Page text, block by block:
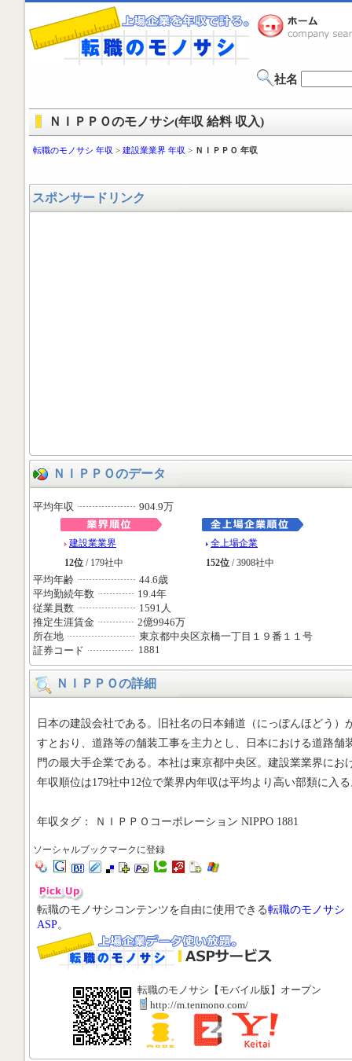
社名
ＮＩＰＰＯのモノサシ(年収 給料 収入)
転職のモノサシ 年収 > 建設業業界 年収 > ＮＩＰＰＯ 年収
スポンサードリンク
ＮＩＰＰＯのデータ
平均年収 904.9万
建設業業界
12位 / 179社中
全上場企業
152位 / 3908社中
平均年齢
44.6歳
平均勤続年数
19.4年
従業員数
1591人
推定生涯賃金
2億9946万
所在地
東京都中央区京橋一丁目１９番１１号
証券コード
1881
ＮＩＰＰＯの詳細
日本の建設会社である。旧社名の日本鋪道（にっぽんほどう）
すとおり、道路等の舗装工事を主力とし、日本における道路舗
門の最大手企業である。本社は東京都中央区。建設業業界にお
年収順位は179社中12位で業界内年収は平均より高い部類に入
年収タグ： ＮＩＰＰＯコーポレーション NIPPO 1881
ソーシャルブックマークに登録
転職のモノサシコンテンツを自由に使用できる転職のモノサシ
ASP。
転職のモノサシ【モバイル版】オープン
http://m.tenmono.com/